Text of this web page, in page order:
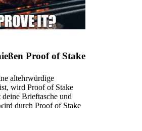
Proof of Stake
altehrwürdige
wird Proof of Stake
Brieftasche und
durch Proof of Stake